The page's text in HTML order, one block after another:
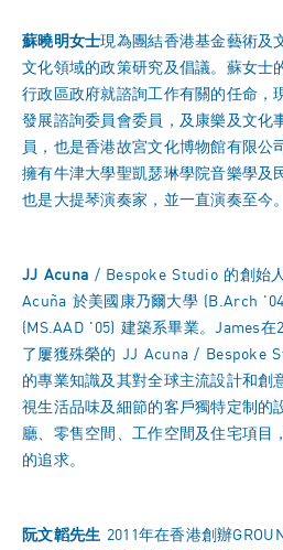
蘇曉明女士現為團結香港基金藝術及
文化領域的政策研究及倡議。蘇女士
行政區政府就諮詢工作有關的任命，
發展諮詢委員會委員，及康樂及文化
員，也是香港故宮文化博物館有限公
擁有牛津大學聖凱瑟琳學院音樂學及
也是大提琴演奏家，並一直演奏至今。
JJ Acuna / Bespoke Studio 的創始
Acuña 於美國康乃爾大學 (B.Arch
(MS.AAD '05) 建築系畢業。James在
了屢獲殊榮的 JJ Acuna / Bespoke
的專業知識及其對全球主流設計和創
視生活品味及細節的客戶獨特定制的
廳、零售空間、工作空間及住宅項目
的追求。
阮文韜先生 2011年在香港創辦